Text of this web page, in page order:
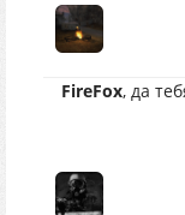
FireFox, да